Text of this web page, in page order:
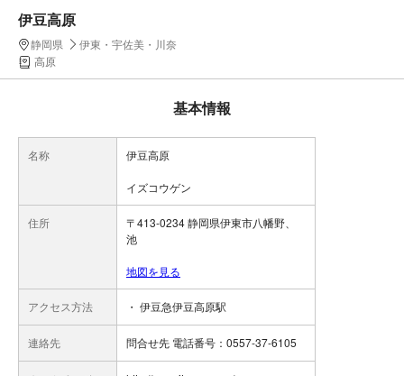
伊豆高原
静岡県
伊東・宇佐美・川奈
高原
基本情報
名称 伊豆高原
イズコウゲン
住所
〒413-0234 静岡県伊東市八幡野、
池
地図を見る
アクセス方法 ・ 伊豆急伊豆高原駅
連絡先 問合せ先 電話番号：0557-37-6105